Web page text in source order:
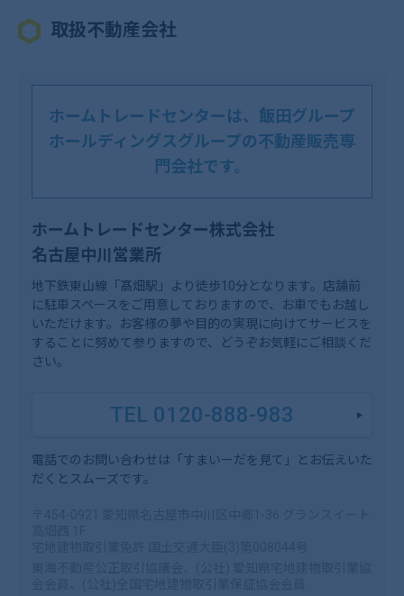
取扱不動産会社
ホームトレードセンターは、飯田グループ
ホールディングスグループの不動産販売専
門会社です。
ホームトレードセンター株式会社
名古屋中川営業所
地下鉄東山線「髙畑駅」より徒歩10分となります。店舗前
に駐車スペースをご用意しておりますので、お車でもお越し
いただけます。お客様の夢や目的の実現に向けてサービスを
することに努めて参りますので、どうぞお気軽にご相談くだ
さい。
TEL 0120-888-983
電話でのお問い合わせは「すまいーだを見て」とお伝えいた
だくとスムーズです。